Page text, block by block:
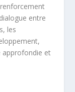
entre
les
approfondie et